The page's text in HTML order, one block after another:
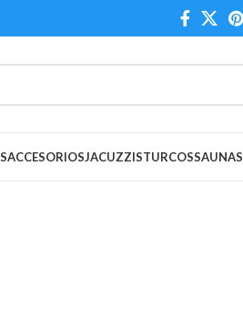
ACCESORIOSJACUZZISTURCOSSAUNAS